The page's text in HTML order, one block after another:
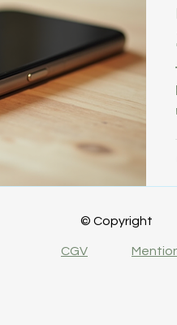
© Copyright
CGV